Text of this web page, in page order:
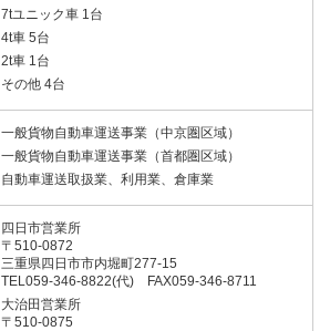
7tユニック車 1台
4t車 5台
2t車 1台
その他 4台
一般貨物自動車運送事業（中京圏区域）
一般貨物自動車運送事業（首都圏区域）
自動車運送取扱業、利用業、倉庫業
四日市営業所
〒510-0872
三重県四日市市内堀町277-15
TEL059-346-8822(代) FAX059-346-8711
大治田営業所
〒510-0875